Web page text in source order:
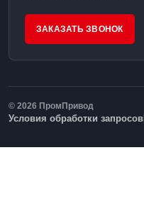
ЗАКАЗАТЬ ЗВОНОК
© 2026 ПромПривод
Условия обработки запросов